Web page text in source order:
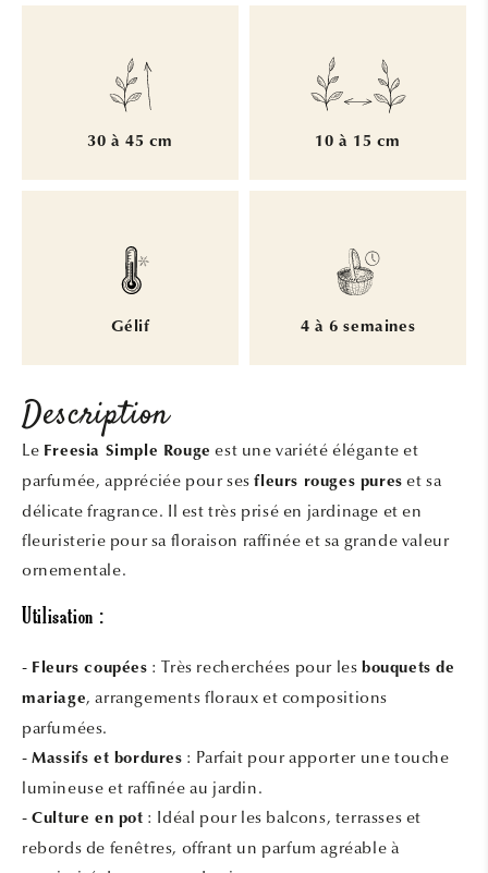
30 à 45 cm 10 à 15 cm
Gélif 4 à 6 semaines
Description
Le Freesia Simple Rouge est une variété élégante et
parfumée, appréciée pour sesfleurs rouges pures et sa
délicate fragrance. Il est très prisé en jardinage et en
fleuristerie pour sa floraison raffinée et sa grande valeur
ornementale.
Utilisation :
- Fleurs coupées : Très recherchées pour lesbouquets de
mariage, arrangements floraux et compositions
parfumées.
-Massifs et bordures : Parfait pour apporter une touche
lumineuse et raffinée au jardin.
-Culture en pot : Idéal pour les balcons, terrasses et
rebords de fenêtres, offrant un parfum agréable à